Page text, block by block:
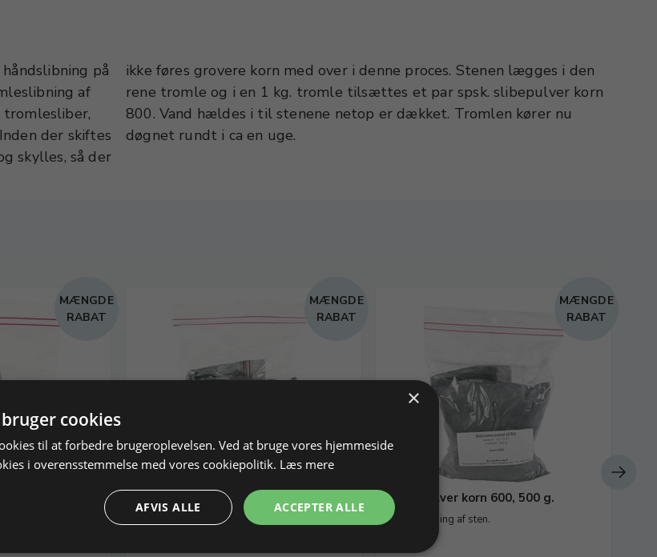
på
af
der skiftes
skylles, så der
lægges i den
korn
kører nu
døgnet rundt i ca en uge.
MÆNGDE
RABAT
MÆNGDE
RABAT
Slibepulver korn 400, 500 g.
Til mellem finslibning af sten.
MÆNGDE
RABAT
Slibepulver korn 600, 500 g.
Til finslibning af sten.
×
cookies
til at forbedre brugeroplevelsen. Ved at bruge vores hjemmeside
i overensstemmelse med vores cookiepolitik. Læs mere
ACCEPTER ALLE
AFVIS ALLE